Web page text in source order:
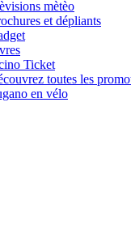
mètèo
et dépliants
Ticket
toutes les
en vélo